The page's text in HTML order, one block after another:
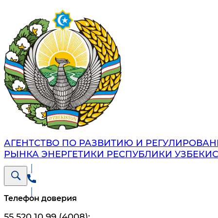
АГЕНТСТВО ПО РАЗВИТИЮ И
РЫНКА ЭНЕРГЕТИКИ РЕСПУБЛИКИ
Телефон доверия